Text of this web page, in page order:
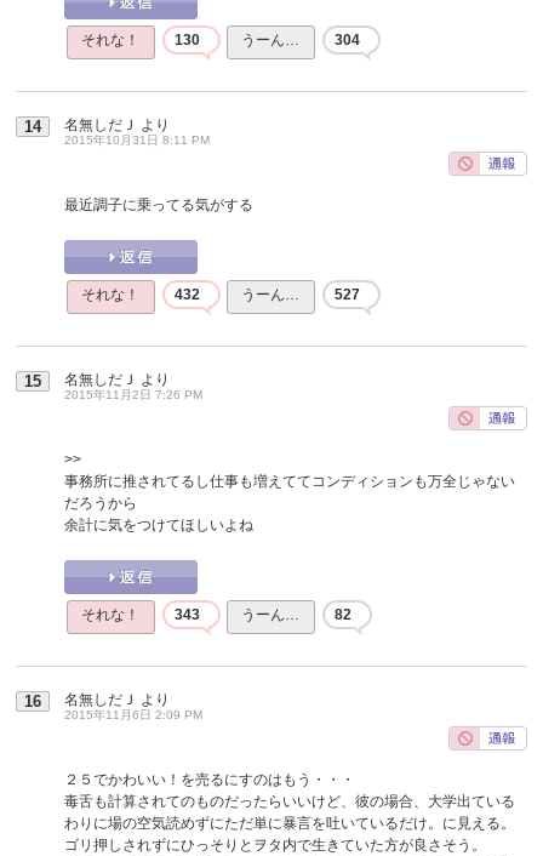
それな！ 130 うーん… 304
14 名無しだＪ より
2015年10月31日 8:11 PM
最近調子に乗ってる気がする
それな！ 432 うーん… 527
15 名無しだＪ より
2015年11月2日 7:26 PM
>>
事務所に推されてるし仕事も増えててコンディションも万全じゃない
だろうから
余計に気をつけてほしいよね
それな！ 343 うーん… 82
16 名無しだＪ より
2015年11月6日 2:09 PM
２５でかわいい！を売るにすのはもう・・・
毒舌も計算されてのものだったらいいけど、彼の場合、大学出ている
わりに場の空気読めずにただ単に暴言を吐いているだけ。に見える。
ゴリ押しされずにひっそりとヲタ内で生きていた方が良さそう。